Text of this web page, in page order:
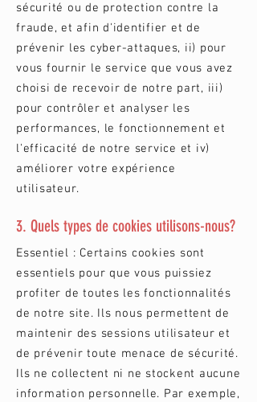
sécurité ou de protection contre la
fraude, et afin d'identifier et de
prévenir les cyber-attaques, ii) pour
vous fournir le service que vous avez
choisi de recevoir de notre part, iii)
pour contrôler et analyser les
performances, le fonctionnement et
l'efficacité de notre service et iv)
améliorer votre expérience
utilisateur.
3. Quels types de cookies utilisons-nous?
Essentiel : Certains cookies sont
essentiels pour que vous puissiez
profiter de toutes les fonctionnalités
de notre site. Ils nous permettent de
maintenir des sessions utilisateur et
de prévenir toute menace de sécurité.
Ils ne collectent ni ne stockent aucune
information personnelle. Par exemple,